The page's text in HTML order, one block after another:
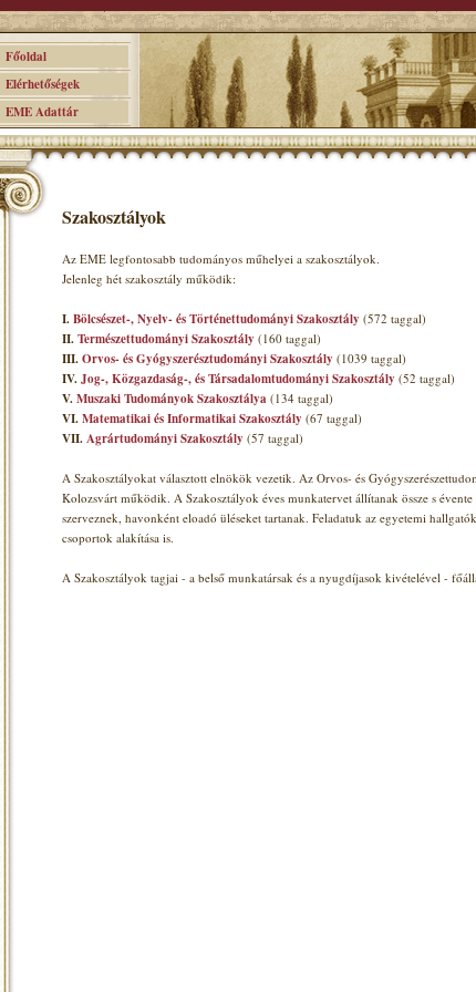
Főoldal
Elérhetőségek
EME Adattár
Szakosztályok
Az EME legfontosabb tudományos műhelyei a szakosztályok.
Jelenleg hét szakosztály működik:
I.Bölcsészet-, Nyelv- és Történettudományi Szakosztály (572 taggal)
II.Természettudományi Szakosztály (160 taggal)
III.Orvos- és Gyógyszerésztudományi Szakosztály (1039 taggal)
IV.Jog-, Közgazdaság-, és Társadalomtudományi Szakosztály (52 taggal)
V.Muszaki Tudományok Szakosztálya (134 taggal)
VI.Matematikai és Informatikai Szakosztály (67 taggal)
VII.Agrártudományi Szakosztály (57 taggal)
A Szakosztályokat választott elnökök vezetik. Az Orvos- és
Kolozsvárt működik. A Szakosztályok éves munkatervet állítanak össze s
szerveznek, havonként eloadó üléseket tartanak. Feladatuk az egyetemi
csoportok alakítása is.
A Szakosztályok tagjai - a belső munkatársak és a nyugdíjasok kivételével -